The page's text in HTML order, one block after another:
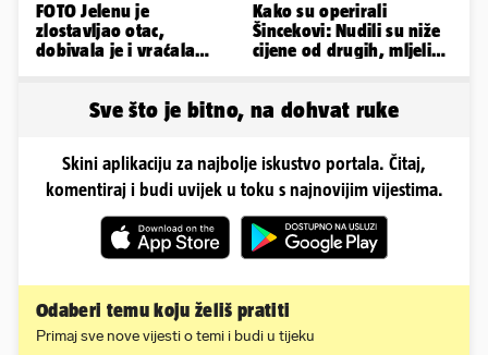
FOTO Jelenu je
zlostavljao otac,
dobivala je i vraćala
Kako su operirali
Šincekovi: Nudili su niže
cijene od drugih, mljeli
Sve što je bitno, na dohvat ruke
Skini aplikaciju za najbolje iskustvo portala. Čitaj,
komentiraj i budi uvijek u toku s najnovijim vijestima.
Odaberi temu koju želiš pratiti
Primaj sve nove vijesti o temi i budi u tijeku